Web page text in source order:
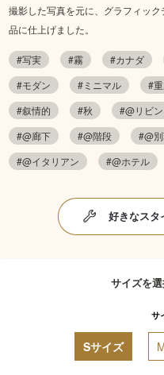
撮影した写真を元に、グラフィッ
品に仕上げました。
#写実 #霧 #カナダ
#モダン
#ミニマル #
#叙情的
#秋 #@リビ
#@廊下
#@階段 #@
#@イタリアン
#@ホテル
好きなスタ
サイズを
サ
Sサイズ